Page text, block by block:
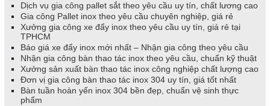
Dịch vụ gia công pallet sắt theo yêu cầu uy tín, chất lương cao
Gia công Pallet inox theo yêu cầu chuyên nghiệp, giá rẻ
Xưởng gia công xe đẩy inox theo yêu cầu uy tín, giá rẻ tại
TPHCM
Báo giá xe đẩy inox mới nhất – Nhận gia công theo yêu cầu
Nhận gia công bàn thao tác inox theo yêu cầu, chuẩn kỹ thuật
Xưởng sản xuất bàn thao tác inox công nghiệp chất lượng cao
Đơn vị gia công bàn thao tác inox 304 uy tín, giá tốt nhất
Bàn tuần hoàn yến inox 304 bền đẹp, chuẩn vệ sinh thực
phẩm